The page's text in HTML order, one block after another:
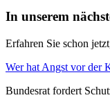
In unserem
Erfahren Sie schon
Wer hat Angst vor der
Bundesrat fordert